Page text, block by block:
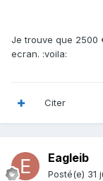
Je trouve que 2500
ecran. :voila:
Citer
Eagleib
Posté(e) 31